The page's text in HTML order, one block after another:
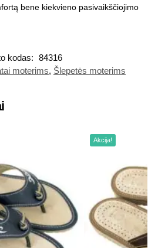
bene kiekvieno pasivaikščiojimo
kodas: 84316
moterims, Šlepetės moterims
Akcija!